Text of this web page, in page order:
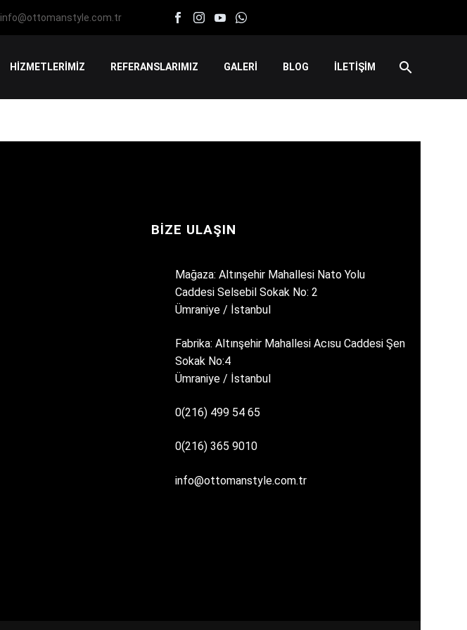
info@ottomanstyle.com.tr
HİZMETLERİMİZ REFERANSLARIMIZ GALERİ BLOG İLETİŞİM
BIZE ULAŞIN
Mağaza: Altınşehir Mahallesi Nato Yolu
Caddesi Selsebil Sokak No: 2
Ümraniye / İstanbul
Fabrika: Altınşehir Mahallesi Acısu Caddesi Şen
Sokak No:4
Ümraniye / İstanbul
0(216) 499 54 65
0(216) 365 9010
info@ottomanstyle.com.tr